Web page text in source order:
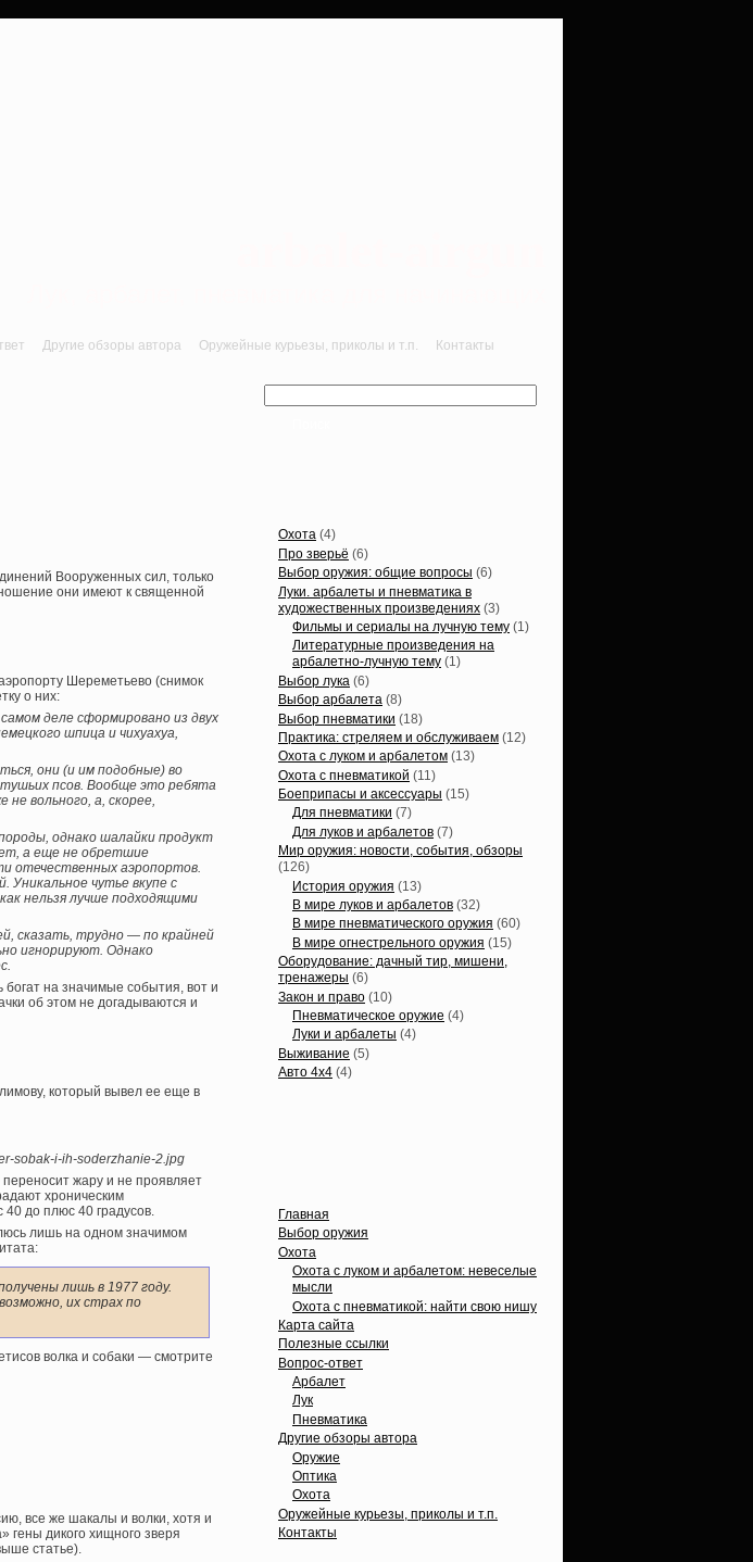
Другие обзоры автора Оружейные курьезы, приколы и т.п. Контакты
Вооруженных сил, только
они имеют к священной
Шереметьево (снимок
о них:
деле сформировано из двух
шпица и чихуахуа,
они (и им подобные) во
псов. Вообще это ребята
не вольного, а, скорее,
однако шалайки продукт
а еще не обретшие
отечественных аэропортов.
чутье вкупе с
нельзя лучше подходящими
сказать, трудно — по крайней
игнорируют. Однако
на значимые события, вот и
об этом не догадываются и
который вывел ее еще в
sobak-i-ih-soderzhanie-2.jpg
жару и не проявляет
хроническим
до плюс 40 градусов.
лишь на одном значимом
лишь в 1977 году.
их страх по
волка и собаки — смотрите
все же шакалы и волки, хотя и
гены дикого хищного зверя
статье).
Охота (4)
Про зверьё (6)
Выбор оружия: общие вопросы (6)
Луки. арбалеты и пневматика в
художественных произведениях (3)
Фильмы и сериалы на лучную тему (1)
Литературные произведения на
арбалетно-лучную тему (1)
Выбор лука (6)
Выбор арбалета (8)
Выбор пневматики (18)
Практика: стреляем и обслуживаем (12)
Охота с луком и арбалетом (13)
Охота с пневматикой (11)
Боеприпасы и аксессуары (15)
Для пневматики (7)
Для луков и арбалетов (7)
Мир оружия: новости, события, обзоры
(126)
История оружия (13)
В мире луков и арбалетов (32)
В мире пневматического оружия (60)
В мире огнестрельного оружия (15)
Оборудование: дачный тир, мишени,
тренажеры (6)
Закон и право (10)
Пневматическое оружие (4)
Луки и арбалеты (4)
Выживание (5)
Авто 4х4 (4)
Главная
Выбор оружия
Охота
Охота с луком и арбалетом: невеселые
мысли
Охота с пневматикой: найти свою нишу
Карта сайта
Полезные ссылки
Вопрос-ответ
Арбалет
Лук
Пневматика
Другие обзоры автора
Оружие
Оптика
Охота
Оружейные курьезы, приколы и т.п.
Контакты